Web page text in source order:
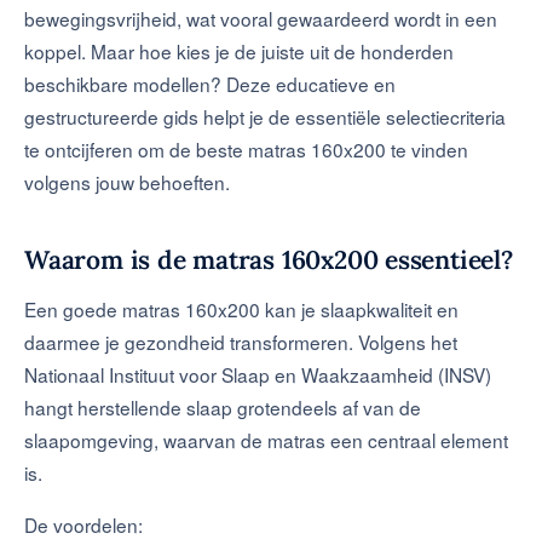
bewegingsvrijheid, wat vooral gewaardeerd wordt in een
koppel. Maar hoe kies je de juiste uit de honderden
beschikbare modellen? Deze educatieve en
gestructureerde gids helpt je de essentiële selectiecriteria
te ontcijferen om de beste matras 160x200 te vinden
volgens jouw behoeften.
Waarom is de matras 160x200 essentieel?
Een goede matras 160x200 kan je slaapkwaliteit en
daarmee je gezondheid transformeren. Volgens het
Nationaal Instituut voor Slaap en Waakzaamheid (INSV)
hangt herstellende slaap grotendeels af van de
slaapomgeving, waarvan de matras een centraal element
is.
De voordelen: